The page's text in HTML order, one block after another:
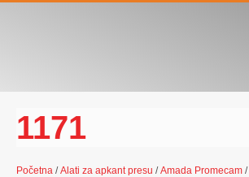
1171
Početna /Alati za apkant presu /Amada Promecam /